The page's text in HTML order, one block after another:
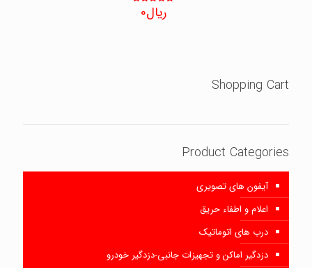
نمره
5.00
ریال0
Shopping Cart
Product Categories
آیفون های تصویری
اعلام و اطفاء حریق
درب های اتوماتیک
دزدگیر اماکن و تجهیزات جانبی-دزدگیر خودرو